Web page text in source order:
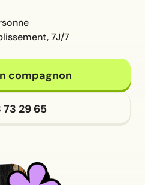
7J/7
compagnon
73 29 65